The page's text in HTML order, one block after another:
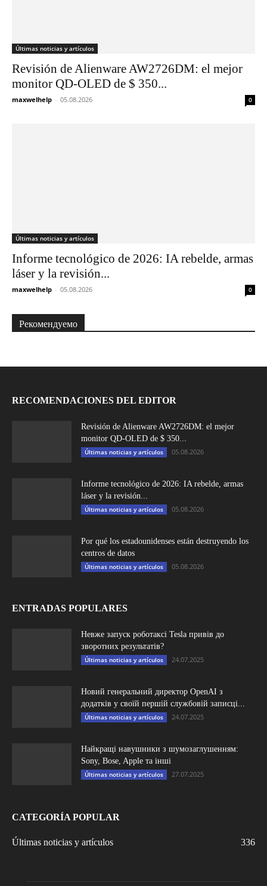
Últimas noticias y artículos
Revisión de Alienware AW2726DM: el mejor
monitor QD-OLED de $ 350...
maxwelhelp - 05.08.2026 0
Últimas noticias y artículos
Informe tecnológico de 2026: IA rebelde, armas
láser y la revisión...
maxwelhelp - 05.08.2026 0
Рекомендуемо
RECOMENDACIONES DEL EDITOR
Revisión de Alienware AW2726DM: el mejor
monitor QD-OLED de $ 350...
Últimas noticias y artículos 05.08.2026
Informe tecnológico de 2026: IA rebelde, armas
láser y la revisión...
Últimas noticias y artículos 05.08.2026
Por qué los estadounidenses están destruyendo los
centros de datos
Últimas noticias y artículos 05.08.2026
ENTRADAS POPULARES
Невже запуск роботаксі Tesla привів до
зворотних результатів?
Últimas noticias y artículos 24.07.2025
Новий генеральний директор OpenAI з
додатків у своїй першій службовій записці...
Últimas noticias y artículos 24.07.2025
Найкращі навушники з шумозаглушенням:
Sony, Bose, Apple та інші
Últimas noticias y artículos 27.07.2025
CATEGORÍA POPULAR
Últimas noticias y artículos 336